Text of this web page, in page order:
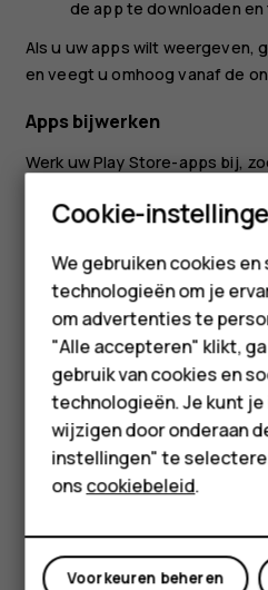
Smartphones
Feature
Accessoires
HMD Terra M
Voor
Tablets
Shop
Mijn account
de app te downloaden
Als u uw apps wilt weergeven,
en veegt u omhoog vanaf de
Apps bijwerken
Werk uwPlay Store-apps bij,
Tik opPlay store> menu>
Tik op de app waarvoor
en tik op UPDATEN.
U kunt ook alle apps tegelijk
gamesopALLES UPDATEN.
Gedownloade apps
Tik opPlay Store>menu>Mijn
die u wilt verwijderen en tik op
Muziek, films of boeken
Play
Cookie-
We gebruiken cookies
technologieën om je
om advertenties te
"Alle accepteren" klikt,
gebruik van cookies en
technologieën. Je kunt
wijzigen door onderaan
instellingen" te
onscookiebeleid.
Voorkeuren beheren